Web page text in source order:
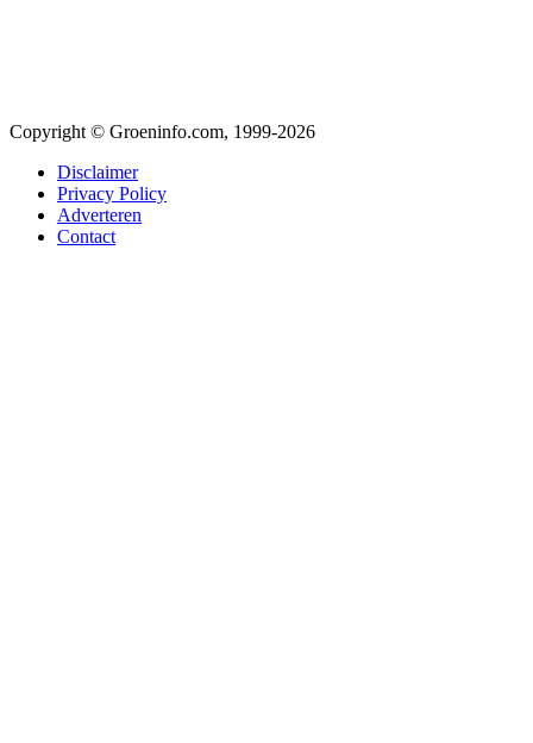
Copyright © Groeninfo.com, 1999-2026
Disclaimer
Privacy Policy
Adverteren
Contact